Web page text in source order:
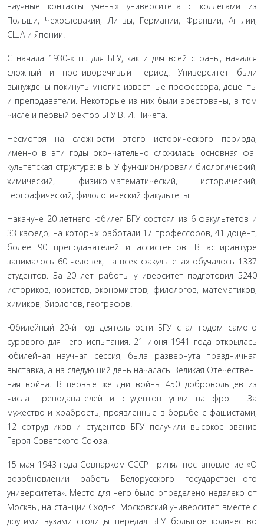
науч­ные контакты ученых университета с коллегами из
Польши, Чехословакии, Литвы, Германии, Франции, Англии,
США и Японии.
С начала 1930-х гг. для БГУ, как и для всей страны, начал­ся
сложный и противоречивый период. Университет были
вынуждены покинуть многие известные профессора, доцен­ты
и преподаватели. Некоторые из них были арестованы, в том
числе и первый ректор БГУ В. И. Пичета.
Несмотря на сложности этого исторического периода,
именно в эти годы окончательно сложилась основная фа­
культетская структура: в БГУ функционировали биологиче­ский,
химический, физико-математический, исторический,
географический, филологический факультеты.
Накануне 20-летнего юбилея БГУ состоял из 6 факуль­тетов и
33 кафедр, на которых работали 17 профессоров, 41 доцент,
более 90 преподавателей и ассистентов. В аспиранту­ре
занималось 60 человек, на всех факультетах обучалось 1337
студентов. За 20 лет работы университет подготовил 5240
историков, юристов, экономистов, филологов, математиков,
химиков, биологов, географов.
Юбилейный 20-й год деятельности БГУ стал годом само­го
сурового для него испытания. 21 июня 1941 года открылась
юбилейная научная сессия, была развернута праздничная
выставка, а на следующий день началась Великая Отечествен­
ная война. В первые же дни войны 450 добровольцев из
числа преподавателей и студентов ушли на фронт. За
мужество и храбрость, проявленные в борьбе с фашистами,
12 сотрудни­ков и студентов БГУ получили высокое звание
Героя Совет­ского Союза.
15 мая 1943 года Совнарком СССР принял постановле­ние «О
возобновлении работы Белорусского государственно­го
университета». Место для него было определено недале­ко от
Москвы, на станции Сходня. Московский университет вместе с
другими вузами столицы передал БГУ большое количество